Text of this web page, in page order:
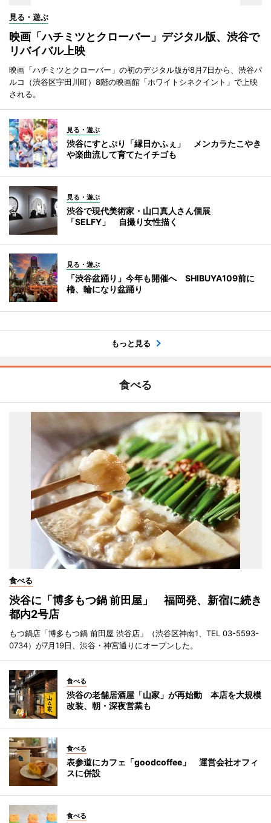
見る・遊ぶ
映画「ハチミツとクローバー」デジタル版、渋谷で
リバイバル上映
映画「ハチミツとクローバー」の初のデジタル版が8月7日から、渋谷パ
ルコ（渋谷区宇田川町）8階の映画館「ホワイトシネクイント」で上映
される。
見る・遊ぶ
渋谷にすとぷり「縁日かふぇ」 メンカラたこやき
や楽曲流して育てたイチゴも
見る・遊ぶ
渋谷で現代美術家・山口真人さん個展
「SELFY」 自撮り女性描く
見る・遊ぶ
「渋谷盆踊り」今年も開催へ SHIBUYA109前に
櫓、輪になり盆踊り
もっと見る
食べる
食べる
渋谷に「博多もつ鍋 前田屋」 福岡発、新宿に続き
都内2号店
もつ鍋店「博多もつ鍋 前田屋 渋谷店」（渋谷区神南1、TEL 03-5593-
0734）が7月19日、渋谷・神宮通りにオープンした。
食べる
渋谷の老舗居酒屋「山家」が再始動 本店を大規模
改装、朝・深夜営業も
食べる
表参道にカフェ「goodcoffee」 運営会社オフィ
スに併設
食べる